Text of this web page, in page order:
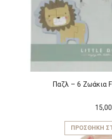
Παζλ – 6 Ζωάκια
15,00
ΠΡΟΣΘΉΚΗ